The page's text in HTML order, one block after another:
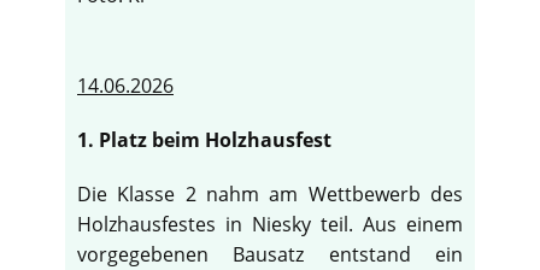
14.06.2026
1. Platz beim Holzhausfest
Die Klasse 2 nahm am Wettbewerb des
Holzhausfestes in Niesky teil. Aus einem
vorgegebenen Bausatz entstand ein